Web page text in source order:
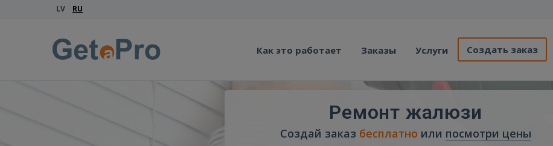
LV RU
Как это работает Заказы Услуги Создать заказ
Ремонт жалюзи
Создай заказ бесплатно или посмотри цены